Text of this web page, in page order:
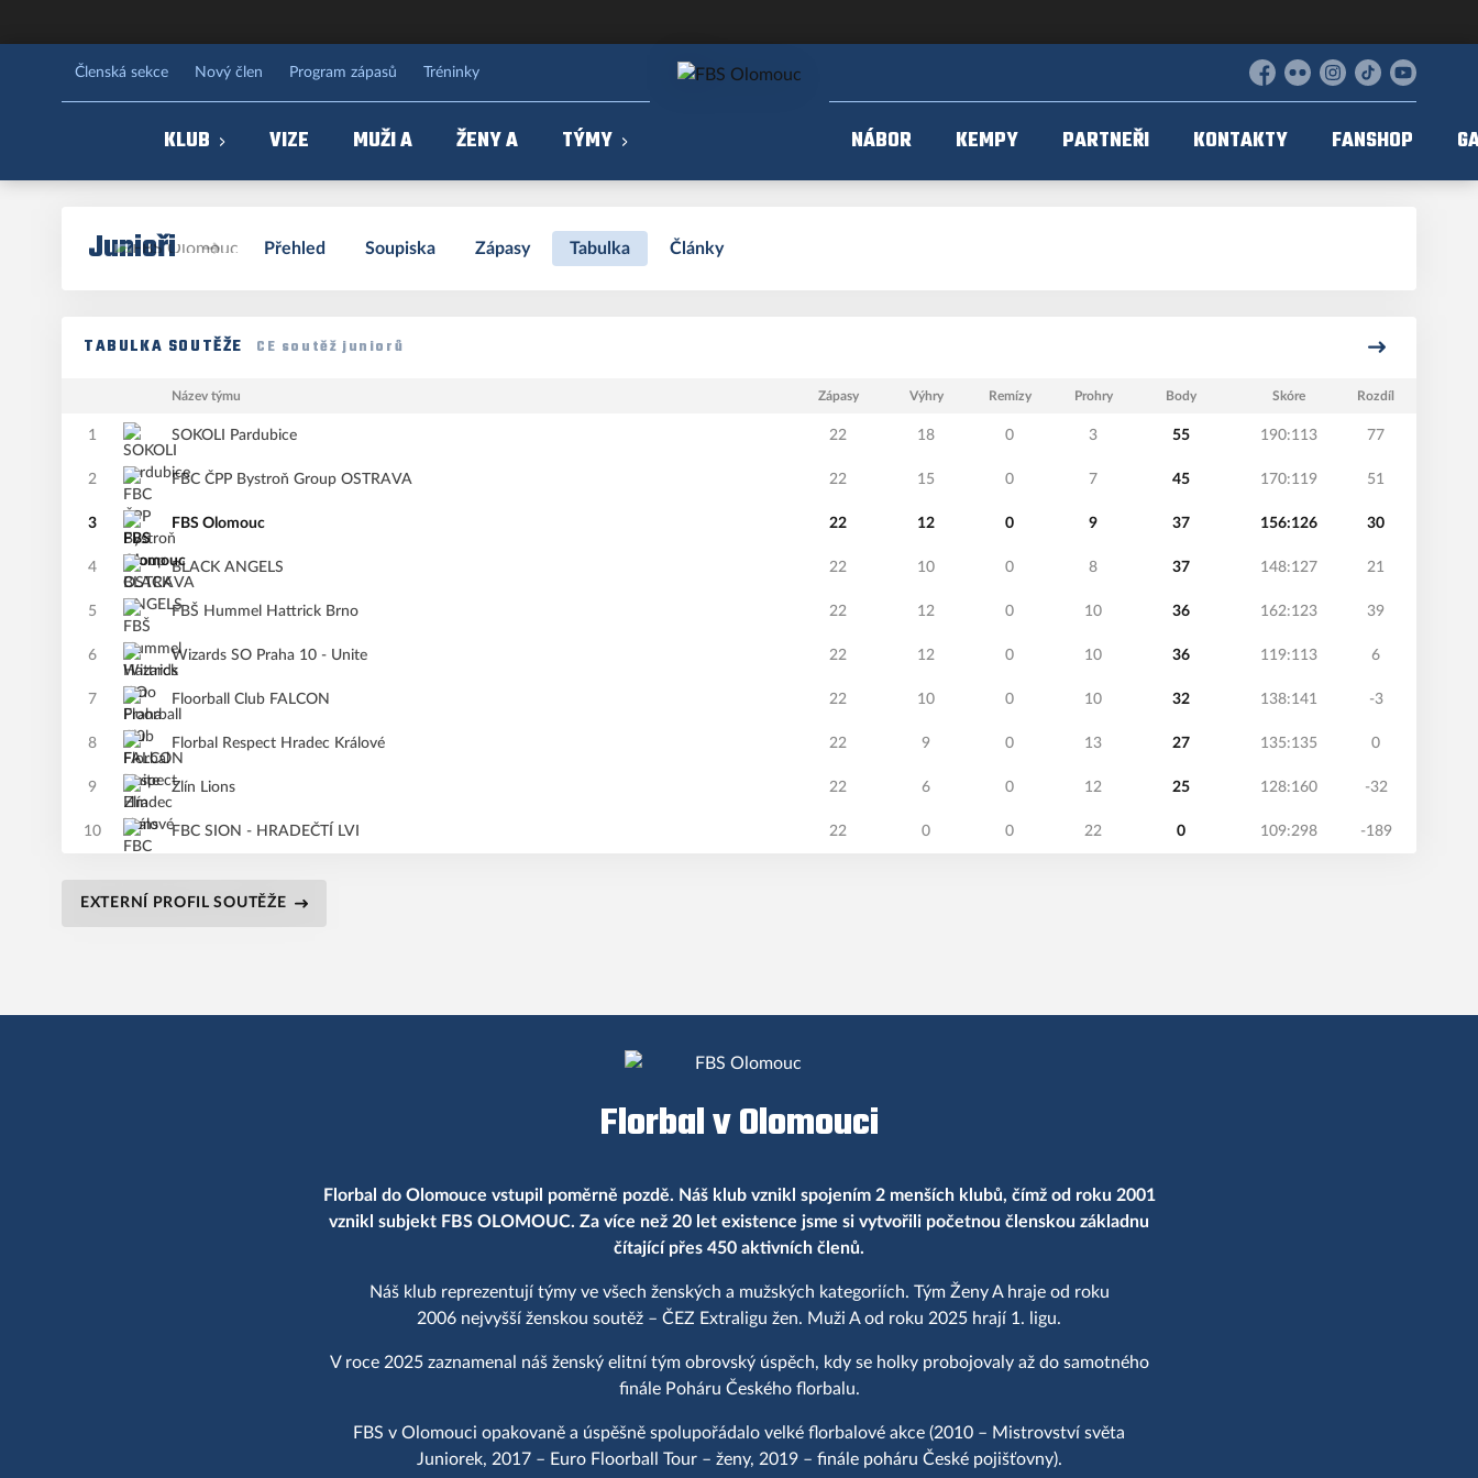
Členská sekce Nový člen Program zápasů Tréninky
Facebook
Flickr Instagram
TikTokYouTube
KLUB VIZE MUŽI A ŽENY A TÝMY NÁBOR KEMPY PARTNEŘI KONTAKTY FANSHOP
Junioři Přehled Soupiska Zápasy Tabulka Články
TABULKA SOUTĚŽE CE soutěž juniorů
Název týmu Zápasy Výhry Remízy Prohry Body Skóre Rozdíl
1 SOKOLI Pardubice 22 18 0 3 55 190:113 77
2 FBC ČPP Bystroň Group OSTRAVA 22 15 0 7 45 170:119 51
3 FBS Olomouc 22 12 0 9 37 156:126 30
4 BLACK ANGELS 22 10 0 8 37 148:127 21
5 FBŠ Hummel Hattrick Brno 22 12 0 10 36 162:123 39
6 Wizards SO Praha 10 - Unite 22 12 0 10 36 119:113 6
7 Floorball Club FALCON 22 10 0 10 32 138:141 -3
8 Florbal Respect Hradec Králové 22 9 0 13 27 135:135 0
9 Zlín Lions 22 6 0 12 25 128:160 -32
10 FBC SION - HRADEČTÍ LVI 22 0 0 22 0 109:298 -189
EXTERNÍ PROFIL SOUTĚŽE
Florbal v Olomouci
Florbal do Olomouce vstupil poměrně pozdě. Náš klub vznikl spojením 2 menších klubů, čímž od roku 2001
vznikl subjekt FBS OLOMOUC. Za více než 20 let existence jsme si vytvořili početnou členskou základnu
čítající přes 450 aktivních členů.
Náš klub reprezentují týmy ve všech ženských a mužských kategoriích. Tým Ženy A hraje od roku
2006 nejvyšší ženskou soutěž – ČEZ Extraligu žen. Muži A od roku 2025 hrají 1. ligu.
V roce 2025 zaznamenal náš ženský elitní tým obrovský úspěch, kdy se holky probojovaly až do samotného
finále Poháru Českého florbalu.
FBS v Olomouci opakovaně a úspěšně spolupořádalo velké florbalové akce (2010 – Mistrovství světa
Juniorek, 2017 – Euro Floorball Tour – ženy, 2019 – finále poháru České pojišťovny).